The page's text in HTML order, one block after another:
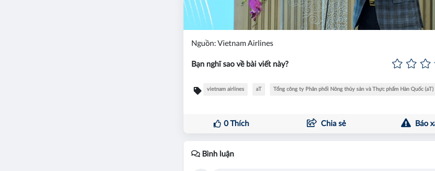
Nguồn: Vietnam Airlines
Bạn nghĩ sao về bài viết này?
vietnam airlines aT Tổng công ty Phân phối Nông thủy sản và Thực phẩm Hàn Quốc (aT)
0Thích Chia sẻ Báo
Bình luận